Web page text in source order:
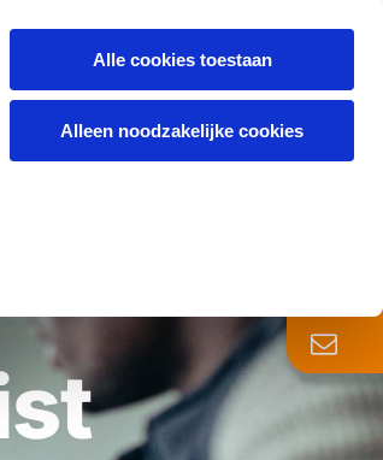
Alle cookies toestaan
Alleen noodzakelijke cookies
OVER ONS CONTACT